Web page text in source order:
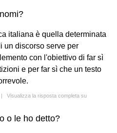
italiana è quella determinata
un discorso serve per
con l'obiettivo di far sì
e per far sì che un testo
| Visualizza la risposta completa su
o le ho detto?